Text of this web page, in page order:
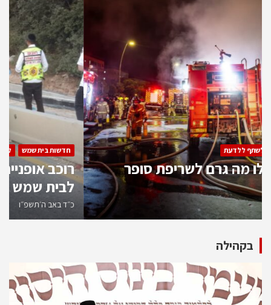
חדשות בית שמש לשתף ללדעת
החוקרים גילו מה גרם לשריפת סופר
דניאל בעיר
כ״א באב ה׳תשפ״ו
בקהילה